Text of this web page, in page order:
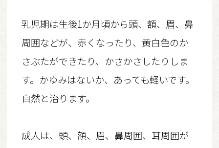
乳児期は生後1か月頃から頭、額、眉、鼻
周囲などが、赤くなったり、黄白色のか
さぶたができたり、かさかさしたりしま
す。かゆみはないか、あっても軽いです。
自然と治ります。
成人は、頭、額、眉、鼻周囲、耳周囲が